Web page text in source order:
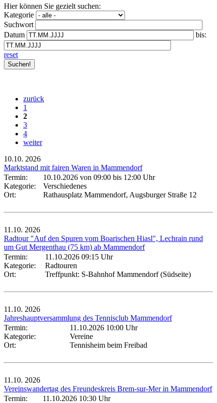
Hier können Sie gezielt suchen:
Kategorie
Suchwort
Datum
bis:
reset
zurück
1
2
3
4
weiter
10.10. 2026
Marktstand mit fairen Waren in Mammendorf
Termin:
10.10.2026 von 09:00 bis 12:00 Uhr
Kategorie:
Verschiedenes
Ort:
Rathausplatz Mammendorf, Augsburger Straße 12
11.10. 2026
Radtour "Auf den Spuren vom Boarischen Hiasl", Lechrain rund
um Gut Mergenthau (75 km) ab Mammendorf
Termin:
11.10.2026 09:15 Uhr
Kategorie:
Radtouren
Ort:
Treffpunkt: S-Bahnhof Mammendorf (Südseite)
11.10. 2026
Jahreshauptversammlung des Tennisclub Mammendorf
Termin:
11.10.2026 10:00 Uhr
Kategorie:
Vereine
Ort:
Tennisheim beim Freibad
11.10. 2026
Vereinswandertag des Freundeskreis Brem-sur-Mer in Mammendorf
Termin:
11.10.2026 10:30 Uhr